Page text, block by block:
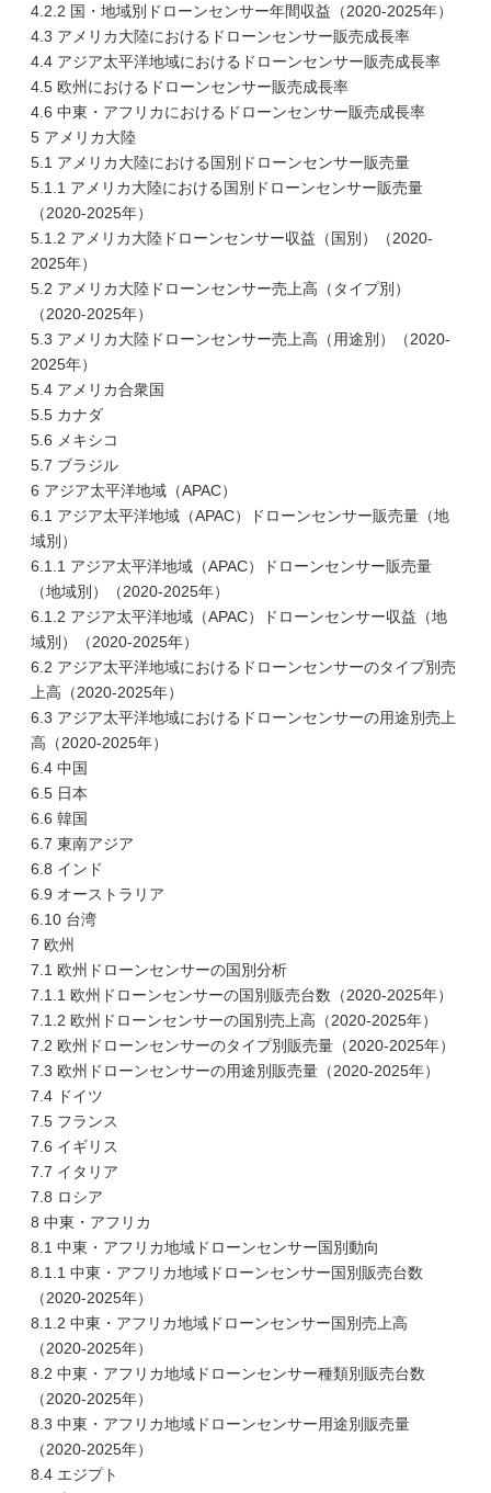
4.2.2 国・地域別ドローンセンサー年間収益（2020-2025年）
4.3 アメリカ大陸におけるドローンセンサー販売成長率
4.4 アジア太平洋地域におけるドローンセンサー販売成長率
4.5 欧州におけるドローンセンサー販売成長率
4.6 中東・アフリカにおけるドローンセンサー販売成長率
5 アメリカ大陸
5.1 アメリカ大陸における国別ドローンセンサー販売量
5.1.1 アメリカ大陸における国別ドローンセンサー販売量
（2020-2025年）
5.1.2 アメリカ大陸ドローンセンサー収益（国別）（2020-
2025年）
5.2 アメリカ大陸ドローンセンサー売上高（タイプ別）
（2020-2025年）
5.3 アメリカ大陸ドローンセンサー売上高（用途別）（2020-
2025年）
5.4 アメリカ合衆国
5.5 カナダ
5.6 メキシコ
5.7 ブラジル
6 アジア太平洋地域（APAC）
6.1 アジア太平洋地域（APAC）ドローンセンサー販売量（地
域別）
6.1.1 アジア太平洋地域（APAC）ドローンセンサー販売量
（地域別）（2020-2025年）
6.1.2 アジア太平洋地域（APAC）ドローンセンサー収益（地
域別）（2020-2025年）
6.2 アジア太平洋地域におけるドローンセンサーのタイプ別売
上高（2020-2025年）
6.3 アジア太平洋地域におけるドローンセンサーの用途別売上
高（2020-2025年）
6.4 中国
6.5 日本
6.6 韓国
6.7 東南アジア
6.8 インド
6.9 オーストラリア
6.10 台湾
7 欧州
7.1 欧州ドローンセンサーの国別分析
7.1.1 欧州ドローンセンサーの国別販売台数（2020-2025年）
7.1.2 欧州ドローンセンサーの国別売上高（2020-2025年）
7.2 欧州ドローンセンサーのタイプ別販売量（2020-2025年）
7.3 欧州ドローンセンサーの用途別販売量（2020-2025年）
7.4 ドイツ
7.5 フランス
7.6 イギリス
7.7 イタリア
7.8 ロシア
8 中東・アフリカ
8.1 中東・アフリカ地域ドローンセンサー国別動向
8.1.1 中東・アフリカ地域ドローンセンサー国別販売台数
（2020-2025年）
8.1.2 中東・アフリカ地域ドローンセンサー国別売上高
（2020-2025年）
8.2 中東・アフリカ地域ドローンセンサー種類別販売台数
（2020-2025年）
8.3 中東・アフリカ地域ドローンセンサー用途別販売量
（2020-2025年）
8.4 エジプト